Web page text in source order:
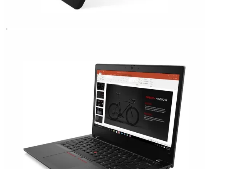
Vui lòng liên hệ
Xem các sản phẩm tương tự
Xem chi tiết cấu hình